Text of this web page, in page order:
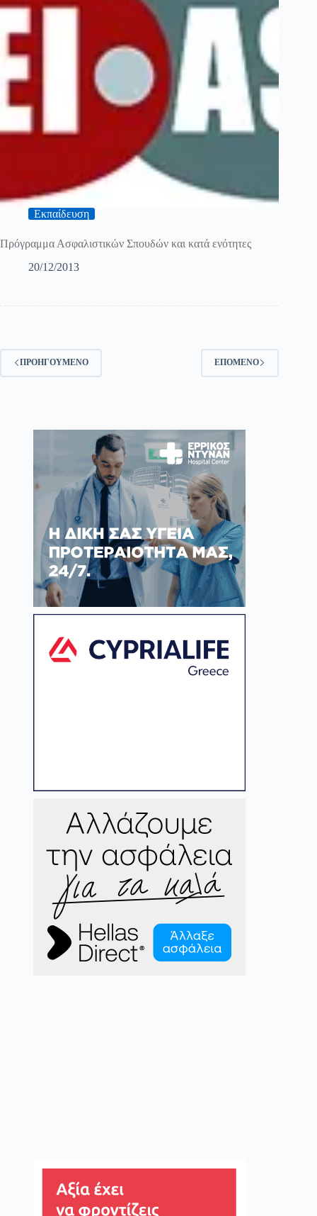
Εκπαίδευση
Πρόγραμμα Ασφαλιστικών Σπουδών και κατά ενότητες
20/12/2013
ΠΡΟΗΓΟΎΜΕΝΟ ΕΠΌΜΕΝΟ